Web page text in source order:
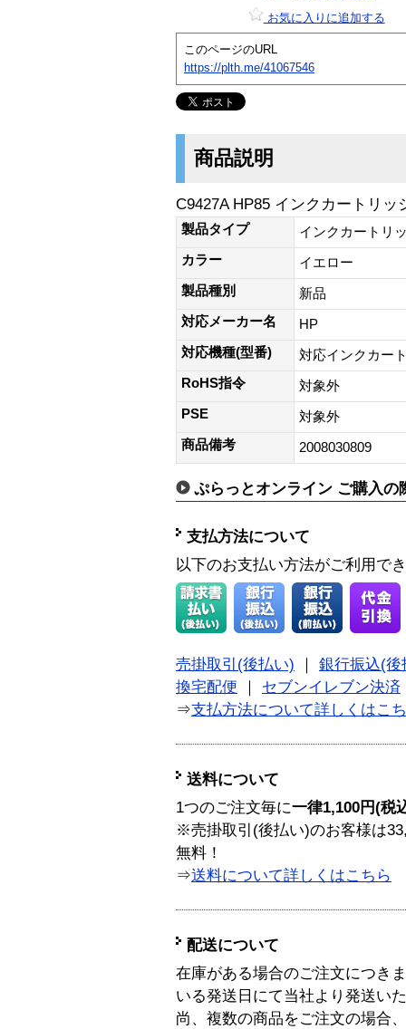
お気に入りに追加する
このページのURL
https://plth.me/41067546
商品説明
C9427A HP85 インクカートリ
製品タイプ
インクカートリ
カラー
イエロー
製品種別
新品
対応メーカー名
HP
対応機種(型番)
対応インクカー
RoHS指令
対象外
PSE
対象外
商品備考
2008030809
ぷらっとオンライン ご購入の
支払方法について
以下のお支払い方法がご利用で
売掛取引(後払い)
銀行振込(後
換宅配便
セブンイレブン決済
⇒支払方法について詳しくはこ
送料について
1つのご注文毎に一律1,100円(税
※売掛取引(後払い)のお客様は
無料！
⇒送料について詳しくはこちら
配送について
在庫がある場合のご注文につき
いる発送日にて当社より発送い
尚、複数の商品をご注文の場合